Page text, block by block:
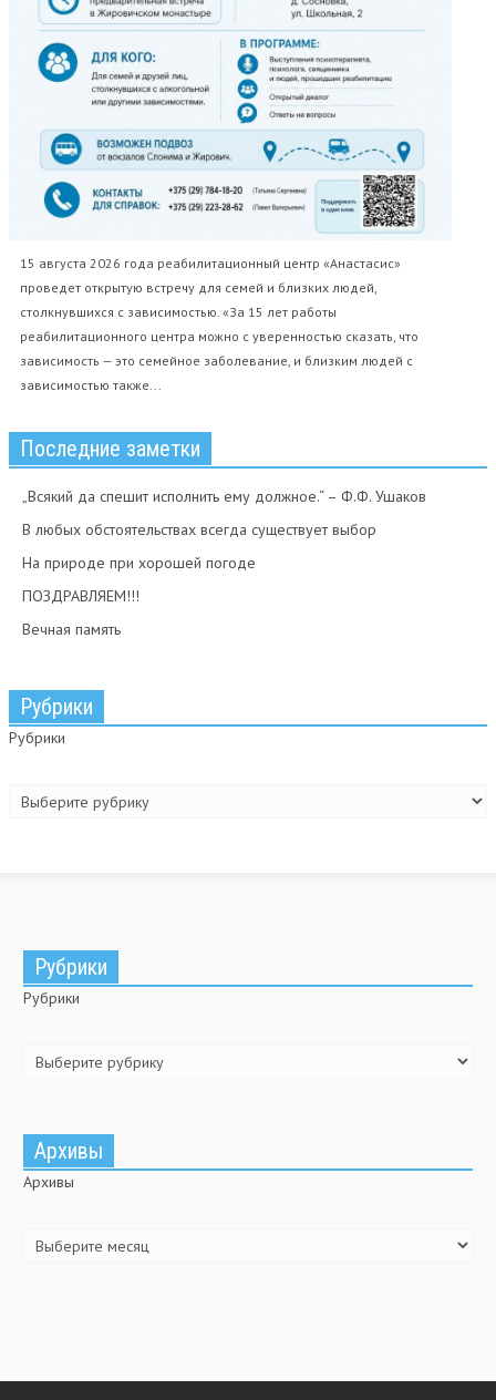
15 августа 2026 года реабилитационный центр «Анастасис»
проведет открытую встречу для семей и близких людей,
столкнувшихся с зависимостью. «За 15 лет работы
реабилитационного центра можно с уверенностью сказать, что
зависимость — это семейное заболевание, и близким людей с
зависимостью также...
Последние заметки
„Всякий да спешит исполнить ему должное.“ – Ф.Ф. Ушаков
В любых обстоятельствах всегда существует выбор
На природе при хорошей погоде
ПОЗДРАВЛЯЕМ!!!
Вечная память
Рубрики
Рубрики
Рубрики
Рубрики
Архивы
Архивы